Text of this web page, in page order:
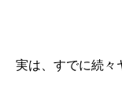
実は、すでに続々